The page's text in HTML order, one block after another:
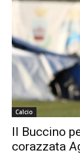
Calcio
Il Buccino
corazzata